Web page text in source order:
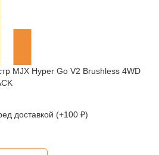
MJX Hyper Go V2 Brushless 4WD
доставкой (+100 ₽)